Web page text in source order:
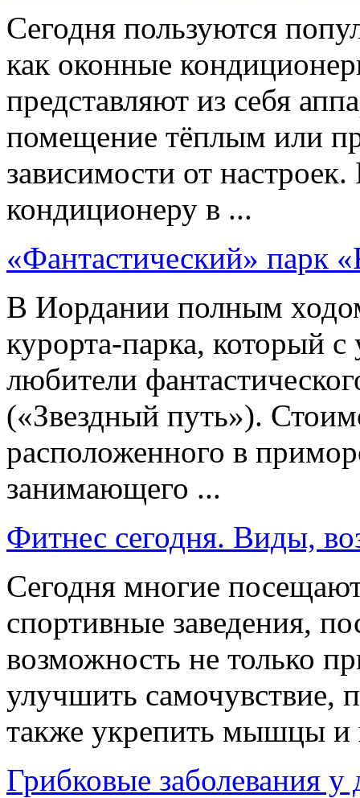
Сегодня пользуются
как оконные
представляют из себя
помещение тёплым или
зависимости от
кондиционеру в ...
«Фантастический» парк
В Иордании полным
курорта-парка, который с
любители
(«Звездный путь»).
расположенного в
занимающего ...
Фитнес сегодня. Виды,
Сегодня многие
спортивные заведения,
возможность не только
улучшить самочувствие,
также укрепить мышцы и
Грибковые заболевания у